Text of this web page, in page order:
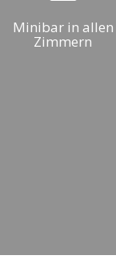
Minibar in allen
Zimmern